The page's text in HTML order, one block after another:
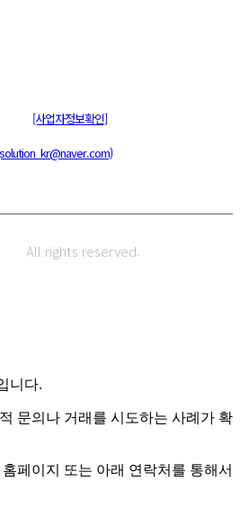
[사업자정보확인]
All rights reserved.
니다.
문의나 거래를 시도하는 사례가 확
페이지 또는 아래 연락처를 통해서